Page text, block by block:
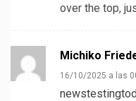
over the top,
Michiko
16/10/2025 a las